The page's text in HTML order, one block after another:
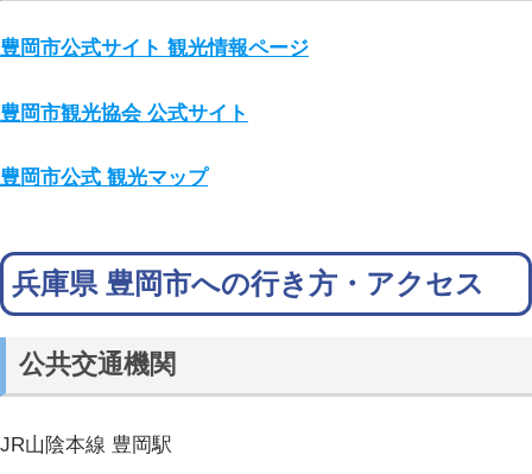
豊岡市公式サイト 観光情報ページ
豊岡市観光協会 公式サイト
豊岡市公式 観光マップ
兵庫県 豊岡市への行き方・アクセス
公共交通機関
JR山陰本線 豊岡駅